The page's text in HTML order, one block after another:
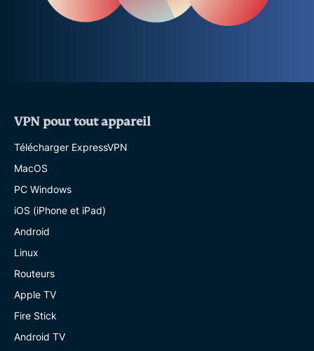
VPN pour tout appareil
Télécharger ExpressVPN
MacOS
PC Windows
iOS (iPhone et iPad)
Android
Linux
Routeurs
Apple TV
Fire Stick
Android TV